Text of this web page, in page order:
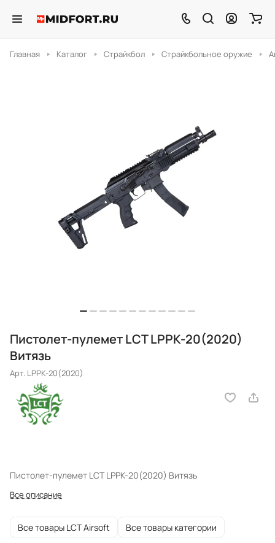
Главная Каталог Страйкбол Страйкбольное оружие
Пистолет-пулемет LCT LPPK-20(2020)
Витязь
Арт. LPPK-20(2020)
Пистолет-пулемет LCT LPPK-20(2020) Витязь
Все описание
Все товары LCT Airsoft Все товары категории